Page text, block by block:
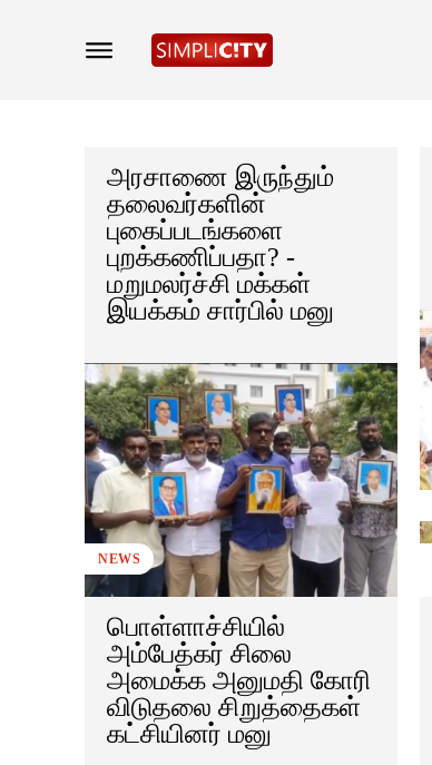
அரசாணை இருந்தும்
தலைவர்களின்
புகைப்படங்களை
புறக்கணிப்பதா? -
மறுமலர்ச்சி மக்கள்
இயக்கம் சார்பில் மனு
NEWS
பொள்ளாச்சியில்
அம்பேத்கர் சிலை
அமைக்க அனுமதி கோரி
விடுதலை சிறுத்தைகள்
கட்சியினர் மனு